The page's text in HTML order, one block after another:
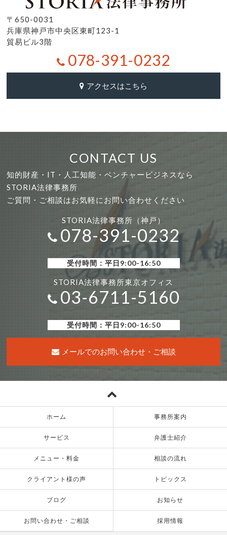
〒650-0031
兵庫県神戸市中央区東町123-1
貿易ビル3階
078-391-0232
アクセスはこちら
CONTACT US
知的財産・IT・人工知能・ベンチャービジネスなら
STORIA法律事務所
ご質問・ご相談はお気軽にお問い合わせください
STORIA法律事務所（神戸）
078-391-0232
受付時間：平日9:00-16:50
STORIA法律事務所東京オフィス
03-6711-5160
受付時間：平日9:00-16:50
メールでのお問い合わせ・ご相談
ホーム 事務所案内
サービス 弁護士紹介
メニュー・料金 相談の流れ
クライアント様の声 トピックス
ブログ お知らせ
お問い合わせ・ご相談 採用情報